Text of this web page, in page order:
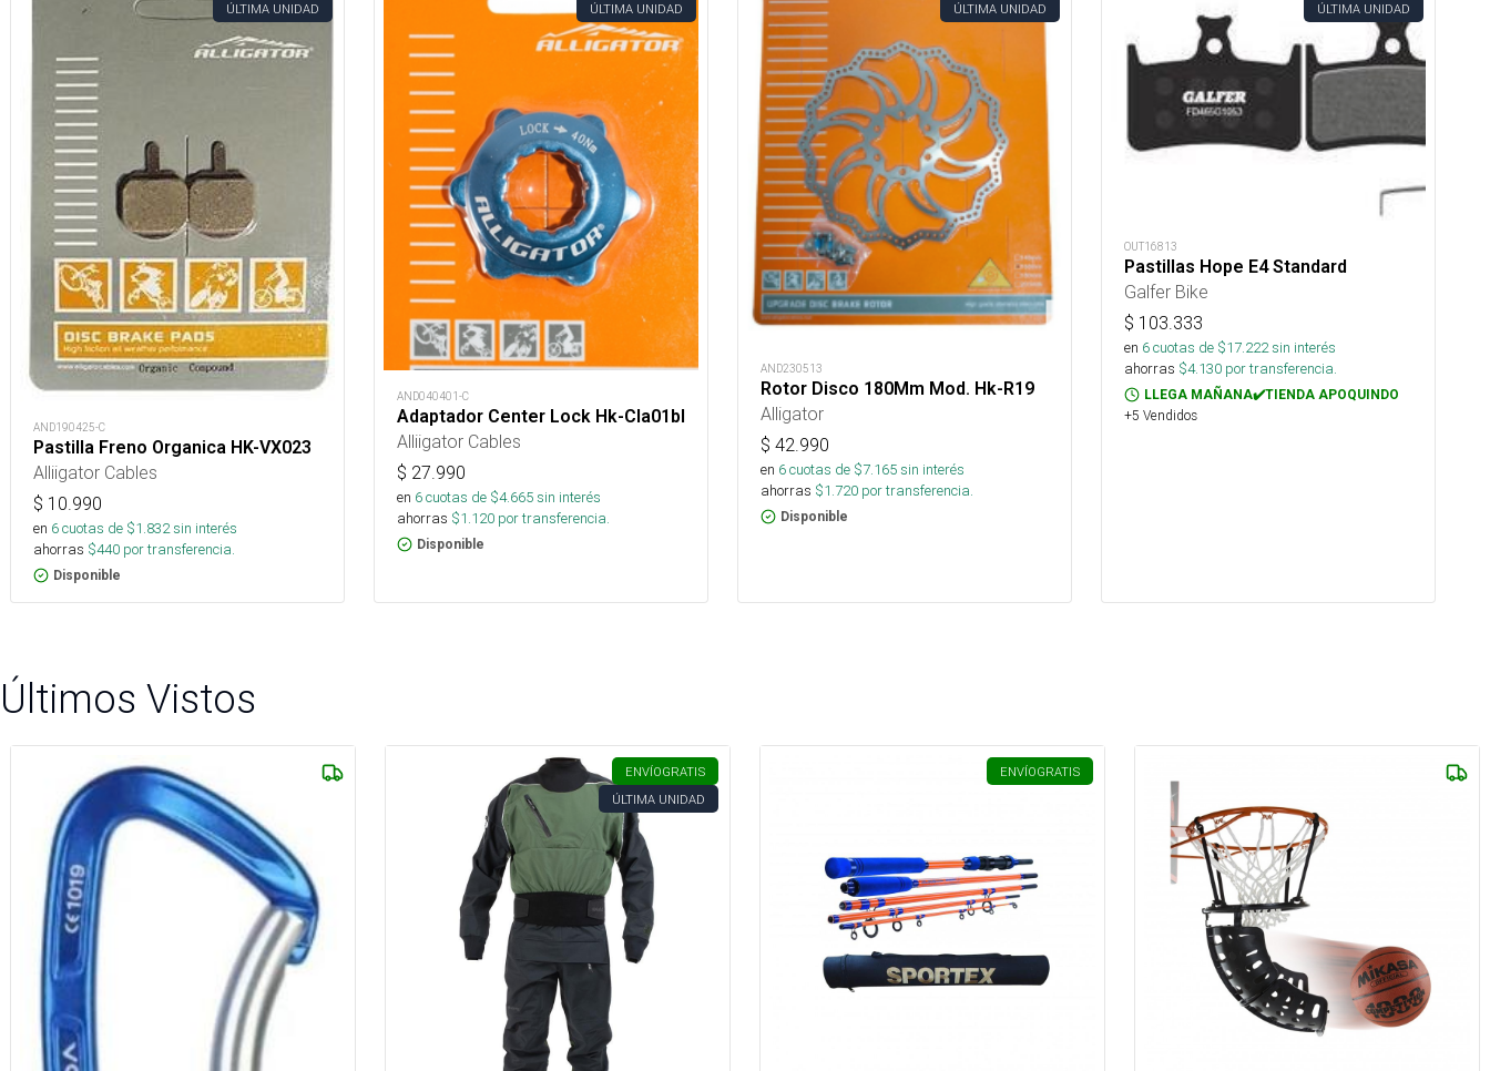
ÚLTIMA UNIDAD
AND190425-C
Pastilla Freno Organica HK-VX023
Alliigator Cables
$ 10.990
en 6cuotas de $1.832sin interés
ahorras $440 por transferencia.
Disponible
ÚLTIMA UNIDAD
AND040401-C
Adaptador Center Lock Hk-Cla01bl
Alliigator Cables
$ 27.990
en 6cuotas de $4.665sin interés
ahorras $1.120 por transferencia.
Disponible
ÚLTIMA UNIDAD
AND230513
Rotor Disco 180Mm Mod. Hk-R19
Alligator
$ 42.990
en 6cuotas de $7.165sin interés
ahorras $1.720 por transferencia.
Disponible
ÚLTIMA UNIDAD
OUT16813
Pastillas Hope E4 Standard
Galfer Bike
$ 103.333
en 6cuotas de $17.222sin interés
ahorras $4.130 por transferencia.
LLEGA MAÑANA✔️TIENDA APOQUINDO
+5 Vendidos
Últimos Vistos
ENVÍOGRATIS
ÚLTIMA UNIDAD
ENVÍOGRATIS